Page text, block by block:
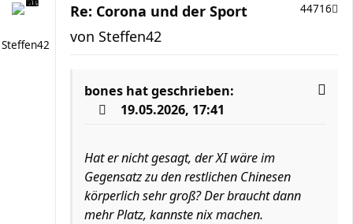
Steffen42
Re: Corona und der Sport 44716
von Steffen42
bones hat geschrieben:
19.05.2026, 17:41
Hat er nicht gesagt, der XI wäre im
Gegensatz zu den restlichen Chinesen
körperlich sehr groß? Der braucht dann
mehr Platz, kannste nix machen.